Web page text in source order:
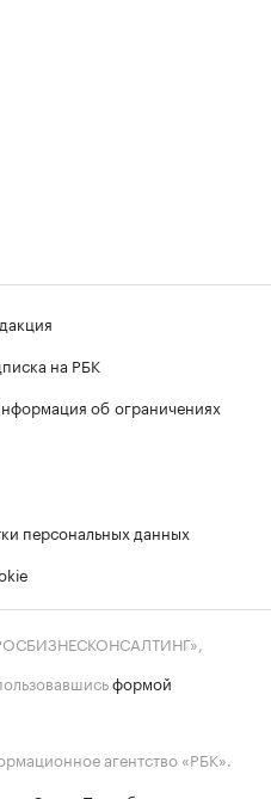
на РБК
об ограничениях
персональных данных
формой
агентство «РБК».